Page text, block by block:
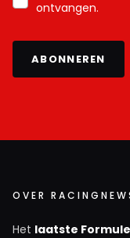
ontvangen.
ABONNEREN
OVER
Het laatste Formule